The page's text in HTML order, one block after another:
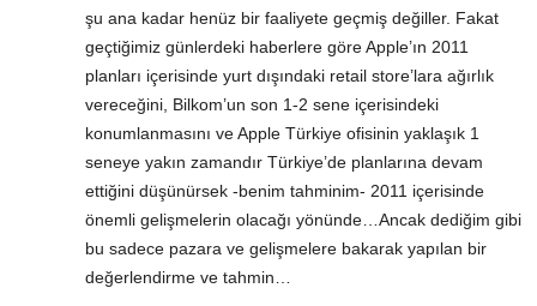
şu ana kadar henüz bir faaliyete geçmiş değiller. Fakat
geçtiğimiz günlerdeki haberlere göre Apple’ın 2011
planları içerisinde yurt dışındaki retail store’lara ağırlık
vereceğini, Bilkom’un son 1-2 sene içerisindeki
konumlanmasını ve Apple Türkiye ofisinin yaklaşık 1
seneye yakın zamandır Türkiye’de planlarına devam
ettiğini düşünürsek -benim tahminim- 2011 içerisinde
önemli gelişmelerin olacağı yönünde…Ancak dediğim gibi
bu sadece pazara ve gelişmelere bakarak yapılan bir
değerlendirme ve tahmin…